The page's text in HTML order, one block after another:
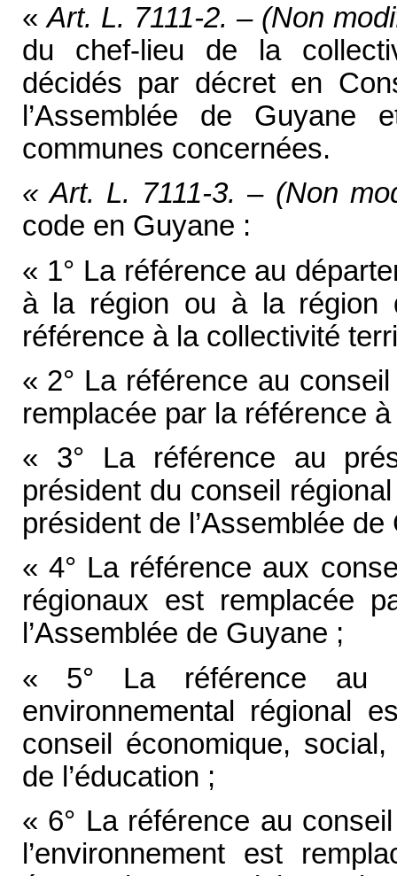
«Art. L. 7111-2. – (Non
du chef-lieu de la
décidés par décret en
l’Assemblée de Guyane
communes concernées.
« Art. L. 7111-3. – (Non
code en Guyane :
« 1° La référence au
à la région ou à la région
référence à la collectivité
« 2° La référence au
remplacée par la référence
« 3° La référence au
président du conseil
président de l’Assemblée de
« 4° La référence aux
régionaux est remplacée
l’Assemblée de Guyane ;
« 5° La référence au
environnemental régional
conseil économique,
de l’éducation ;
« 6° La référence au
l’environnement est